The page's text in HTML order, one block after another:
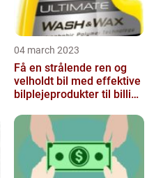
04 march 2023
Få en strålende ren og
velholdt bil med effektive
bilplejeprodukter til billige